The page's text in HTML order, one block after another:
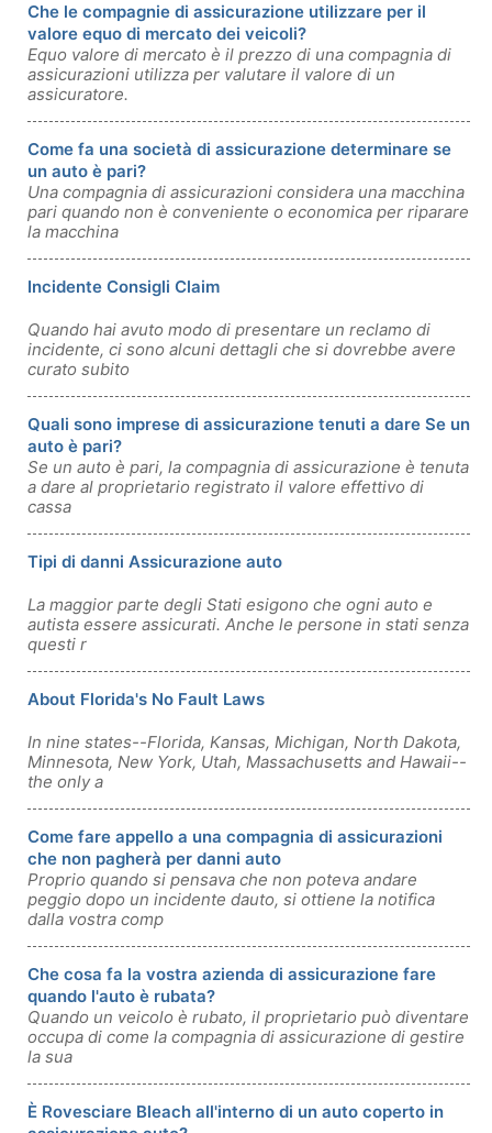
Che le compagnie di assicurazione utilizzare per il
valore equo di mercato dei veicoli?
Equo valore di mercato è il prezzo di una compagnia di
assicurazioni utilizza per valutare il valore di un
assicuratore.
Come fa una società di assicurazione determinare se
un auto è pari?
Una compagnia di assicurazioni considera una macchina
pari quando non è conveniente o economica per riparare
la macchina
Incidente Consigli Claim
Quando hai avuto modo di presentare un reclamo di
incidente, ci sono alcuni dettagli che si dovrebbe avere
curato subito
Quali sono imprese di assicurazione tenuti a dare Se un
auto è pari?
Se un auto è pari, la compagnia di assicurazione è tenuta
a dare al proprietario registrato il valore effettivo di
cassa
Tipi di danni Assicurazione auto
La maggior parte degli Stati esigono che ogni auto e
autista essere assicurati. Anche le persone in stati senza
questi r
About Florida's No Fault Laws
In nine states--Florida, Kansas, Michigan, North Dakota,
Minnesota, New York, Utah, Massachusetts and Hawaii--
the only a
Come fare appello a una compagnia di assicurazioni
che non pagherà per danni auto
Proprio quando si pensava che non poteva andare
peggio dopo un incidente dauto, si ottiene la notifica
dalla vostra comp
Che cosa fa la vostra azienda di assicurazione fare
quando l'auto è rubata?
Quando un veicolo è rubato, il proprietario può diventare
occupa di come la compagnia di assicurazione di gestire
la sua
È Rovesciare Bleach all'interno di un auto coperto in